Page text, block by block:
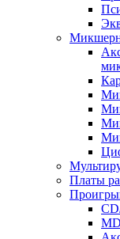
Платы